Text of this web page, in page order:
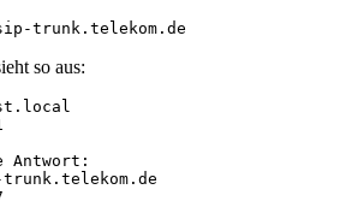
trunk.telekom.de
so aus:
Antwort: